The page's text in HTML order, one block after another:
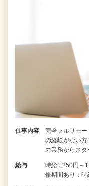
仕事内容
完全フルリモ
の経験がない
⼒業務からス
給与
時給1,250円～
修期間あり：